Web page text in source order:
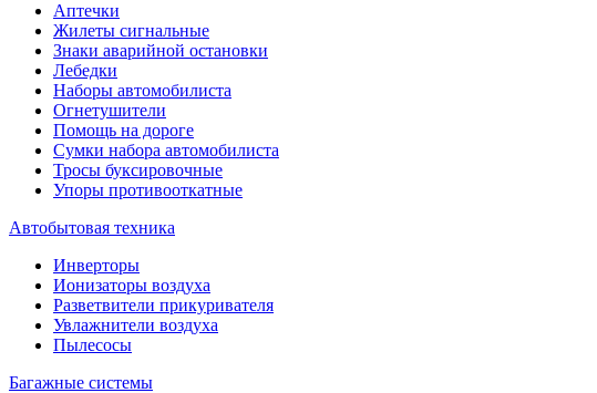
Аптечки
Жилеты сигнальные
Знаки аварийной остановки
Лебедки
Наборы автомобилиста
Огнетушители
Помощь на дороге
Сумки набора автомобилиста
Тросы буксировочные
Упоры противооткатные
Автобытовая техника
Инверторы
Ионизаторы воздуха
Разветвители прикуривателя
Увлажнители воздуха
Пылесосы
Багажные системы